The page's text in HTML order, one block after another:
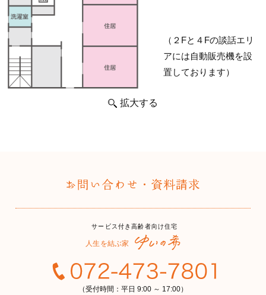
拡大する
（２Fと４Fの談話エリ
アには自動販売機を設
置しております）
（受付時間：平日 9:00 ～ 17:00）